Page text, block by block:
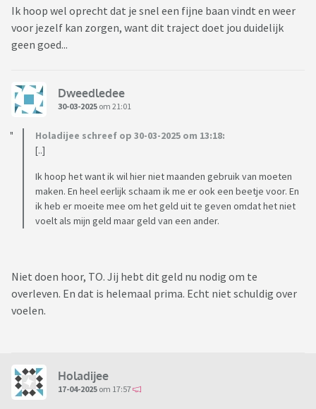
Ik hoop wel oprecht dat je snel een fijne baan vindt en weer
voor jezelf kan zorgen, want dit traject doet jou duidelijk
geen goed...
Dweedledee
30-03-2025 om 21:01
Holadijee schreef op 30-03-2025 om 13:18:
[..]
Ik hoop het want ik wil hier niet maanden gebruik van moeten
maken. En heel eerlijk schaam ik me er ook een beetje voor. En
ik heb er moeite mee om het geld uit te geven omdat het niet
voelt als mijn geld maar geld van een ander.
Niet doen hoor, TO. Jij hebt dit geld nu nodig om te
overleven. En dat is helemaal prima. Echt niet schuldig over
voelen.
Holadijee
17-04-2025 om 17:57